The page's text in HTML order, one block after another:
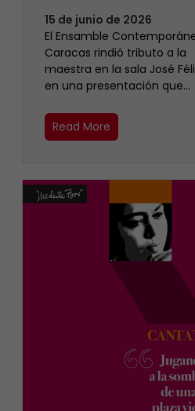
15 de junio de 2026
El Ensamble
Caracas rindió tributo a la
maestra en la sala José
en una presentación que…
Read More